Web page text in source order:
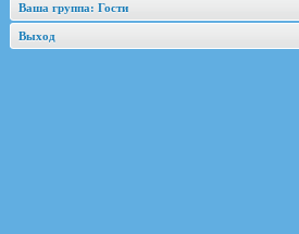
Ваша группа: Гости
Выход